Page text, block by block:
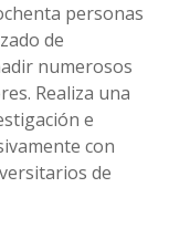
personas
de
numerosos
Realiza una
e
con
de